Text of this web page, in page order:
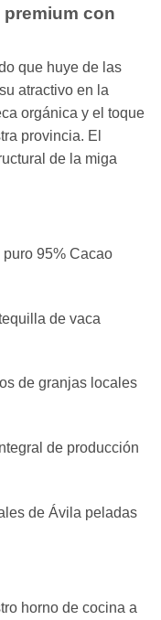
con
que huye de las
atractivo en la
orgánica y el toque
provincia. El
de la miga
95% Cacao
de vaca
de granjas locales
de producción
de Ávila peladas
horno de cocina a